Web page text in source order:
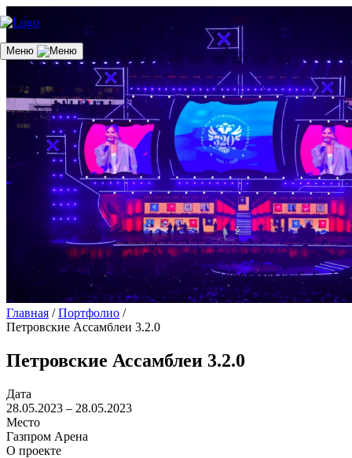
Меню
Главная / Портфолио /
Петровские Ассамблеи 3.2.0
Петровские Ассамблеи 3.2.0
Дата
28.05.2023 – 28.05.2023
Место
Газпром Арена
О проекте